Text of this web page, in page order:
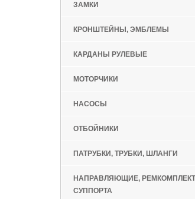
ЗАМКИ
КРОНШТЕЙНЫ, ЭМБЛЕМЫ
КАРДАНЫ РУЛЕВЫЕ
МОТОРЧИКИ
НАСОСЫ
ОТБОЙНИКИ
ПАТРУБКИ, ТРУБКИ, ШЛАНГИ
НАПРАВЛЯЮЩИЕ,
СУППОРТА